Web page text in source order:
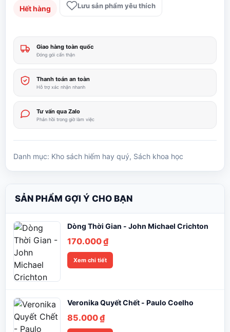
Hết hàng Lưu sản phẩm yêu thích
Giao hàng toàn quốc
Đóng gói cẩn thận
Thanh toán an toàn
Hỗ trợ xác nhận nhanh
Tư vấn qua Zalo
Phản hồi trong giờ làm việc
Danh mục: Kho sách hiếm hay quý, Sách khoa học
SẢN PHẨM GỢI Ý CHO BẠN
Dòng Thời Gian - John Michael Crichton
170.000₫
Xem chi tiết
Veronika Quyết Chết - Paulo Coelho
85.000₫